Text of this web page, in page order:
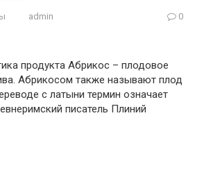
admin 0
продукта Абрикос – плодовое
Абрикосом также называют плод
с латыни термин означает
писатель Плиний